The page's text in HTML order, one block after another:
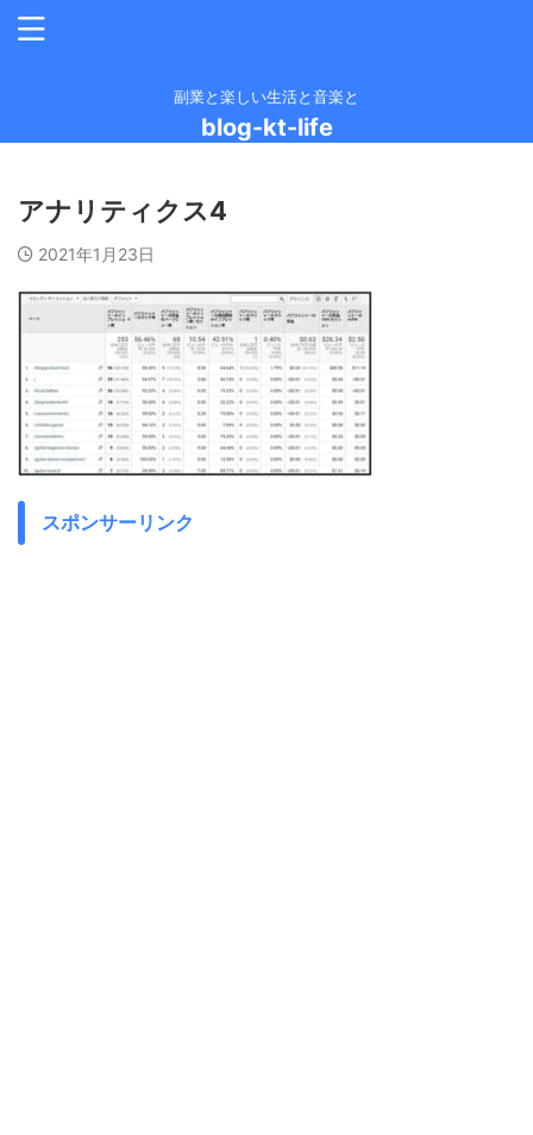
副業と楽しい生活と音楽と
blog-kt-life
アナリティクス4
2021年1月23日
スポンサーリンク